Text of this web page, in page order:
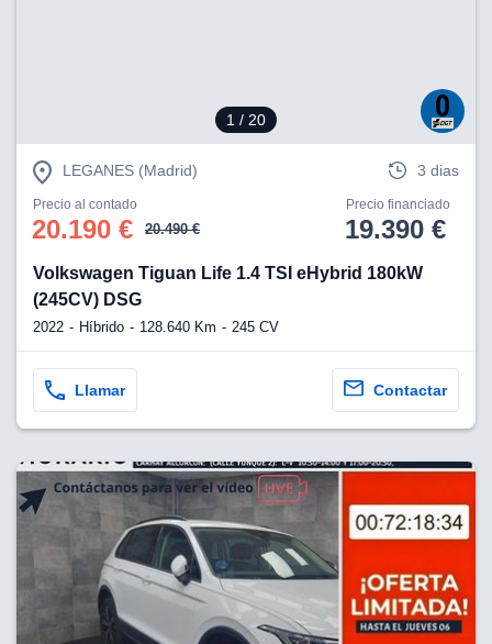
1 / 20
LEGANES (Madrid) 3 dias
Precio al contado
20.190 € 20.490 €
Precio financiado
19.390 €
Volkswagen Tiguan Life 1.4 TSI eHybrid 180kW
(245CV) DSG
2022 Híbrido 128.640 Km 245 CV
Llamar Contactar